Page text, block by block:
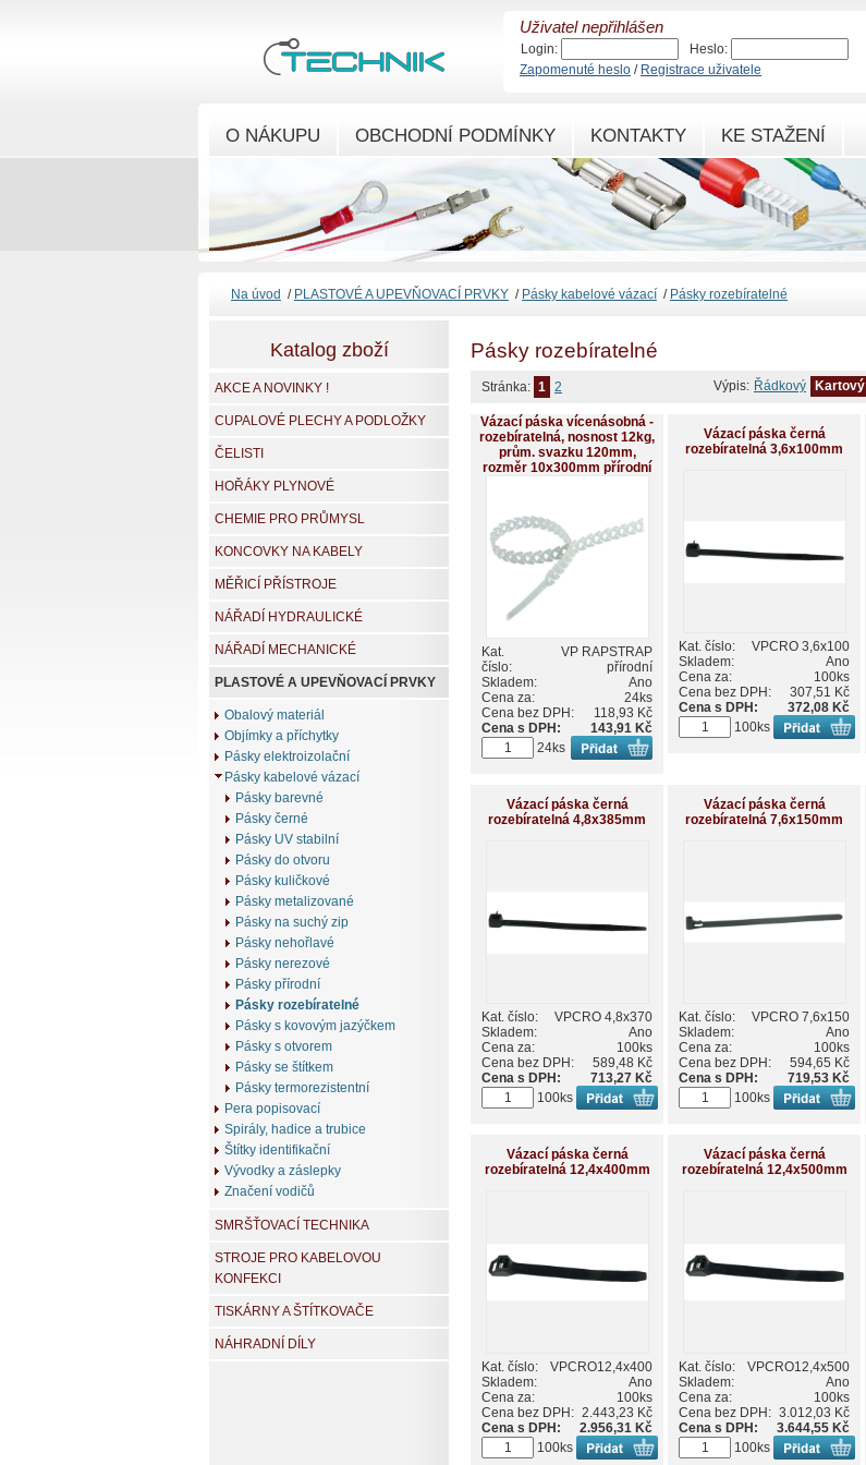
Pásky rozebíratelné
Výpis: Řádkový Kartový
Stránka: 1 2
Vázací páska vícenásobná -
rozebíratelná, nosnost 12kg,
prům. svazku 120mm,
rozměr 10x300mm přírodní
Kat.
číslo:
VP RAPSTRAP
přírodní
Skladem:
Ano
Cena za:
24ks
Cena bez DPH:
118,93 Kč
Cena s DPH:
143,91 Kč
24ks
Vázací páska černá
rozebíratelná 3,6x100mm
Kat. číslo:
VPCRO 3,6x100
Skladem:
Ano
Cena za:
100ks
Cena bez DPH:
307,51 Kč
Cena s DPH:
372,08 Kč
100ks
Vázací páska černá
rozebíratelná 4,8x385mm
Kat. číslo:
VPCRO 4,8x370
Skladem:
Ano
Cena za:
100ks
Cena bez DPH:
589,48 Kč
Cena s DPH:
713,27 Kč
100ks
Vázací páska černá
rozebíratelná 7,6x150mm
Kat. číslo:
VPCRO 7,6x150
Skladem:
Ano
Cena za:
100ks
Cena bez DPH:
594,65 Kč
Cena s DPH:
719,53 Kč
100ks
Vázací páska černá
rozebíratelná 12,4x400mm
Kat. číslo:
VPCRO12,4x400
Skladem:
Ano
Cena za:
100ks
Cena bez DPH: 2.443,23 Kč
Cena s DPH:
2.956,31 Kč
100ks
Vázací páska černá
rozebíratelná 12,4x500mm
Kat. číslo:
VPCRO12,4x500
Skladem:
Ano
Cena za:
100ks
Cena bez DPH: 3.012,03 Kč
Cena s DPH:
3.644,55 Kč
100ks
Katalog zboží
AKCE A NOVINKY !
CUPALOVÉ PLECHY A PODLOŽKY
ČELISTI
HOŘÁKY PLYNOVÉ
CHEMIE PRO PRŮMYSL
KONCOVKY NA KABELY
MĚŘICÍ PŘÍSTROJE
NÁŘADÍ HYDRAULICKÉ
NÁŘADÍ MECHANICKÉ
PLASTOVÉ A UPEVŇOVACÍ PRVKY
Obalový materiál
Objímky a příchytky
Pásky elektroizolační
Pásky kabelové vázací
Pásky barevné
Pásky černé
Pásky UV stabilní
Pásky do otvoru
Pásky kuličkové
Pásky metalizované
Pásky na suchý zip
Pásky nehořlavé
Pásky nerezové
Pásky přírodní
Pásky rozebíratelné
Pásky s kovovým jazýčkem
Pásky s otvorem
Pásky se štítkem
Pásky termorezistentní
Pera popisovací
Spirály, hadice a trubice
Štítky identifikační
Vývodky a záslepky
Značení vodičů
SMRŠŤOVACÍ TECHNIKA
STROJE PRO KABELOVOU
KONFEKCI
TISKÁRNY A ŠTÍTKOVAČE
NÁHRADNÍ DÍLY
Na úvod / PLASTOVÉ A UPEVŇOVACÍ PRVKY / Pásky kabelové vázací / Pásky rozebíratelné
O NÁKUPU OBCHODNÍ PODMÍNKY KONTAKTY KE STAŽENÍ
Uživatel nepřihlášen
Login:
Heslo:
Zapomenuté heslo / Registrace uživatele